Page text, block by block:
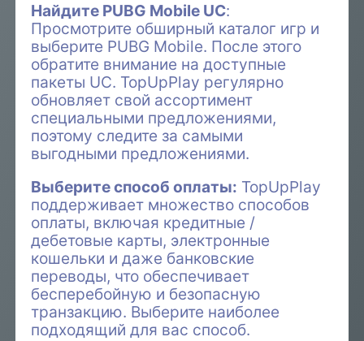
Найдите PUBG Mobile UC:
Просмотрите обширный каталог игр и
выберите PUBG Mobile. После этого
обратите внимание на доступные
пакеты UC. TopUpPlay регулярно
обновляет свой ассортимент
специальными предложениями,
поэтому следите за самыми
выгодными предложениями.
Выберите способ оплаты: TopUpPlay
поддерживает множество способов
оплаты, включая кредитные /
дебетовые карты, электронные
кошельки и даже банковские
переводы, что обеспечивает
бесперебойную и безопасную
транзакцию. Выберите наиболее
подходящий для вас способ.